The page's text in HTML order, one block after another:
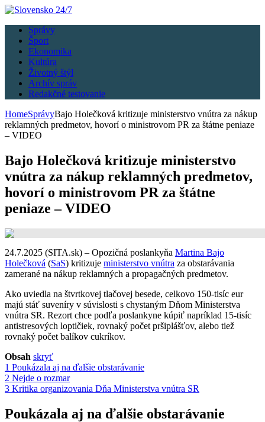
Správy
Šport
Ekonomika
Kultúra
Životný štýl
Archív správ
Redakčné testovanie
HomeSprávyBajo Holečková kritizuje ministerstvo vnútra za nákup
reklamných predmetov, hovorí o ministrovom PR za štátne peniaze
– VIDEO
Bajo Holečková kritizuje ministerstvo
vnútra za nákup reklamných predmetov,
hovorí o ministrovom PR za štátne
peniaze – VIDEO
24.7.2025 (SITA.sk) – Opozičná poslankyňa Martina Bajo
Holečková (SaS) kritizuje ministerstvo vnútra za obstarávania
zamerané na nákup reklamných a propagačných predmetov.
Ako uviedla na štvrtkovej tlačovej besede, celkovo 150-tisíc eur
majú stáť suveníry v súvislosti s chystaným Dňom Ministerstva
vnútra SR. Rezort chce podľa poslankyne kúpiť napríklad 15-tisíc
antistresových loptičiek, rovnaký počet pršiplášťov, alebo tiež
rovnaký počet balíkov cukríkov.
Obsah skryť
1 Poukázala aj na ďalšie obstarávanie
2 Nejde o rozmar
3 Kritika organizovania Dňa Ministerstva vnútra SR
Poukázala aj na ďalšie obstarávanie